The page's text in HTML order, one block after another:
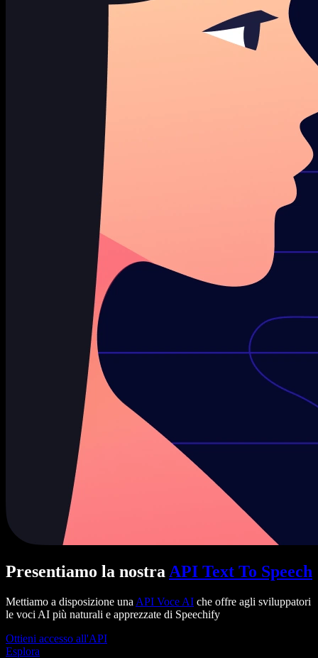
Presentiamo la nostra API Text To Speech
Mettiamo a disposizione una API Voce AI che offre agli sviluppatori
le voci AI più naturali e apprezzate di Speechify
Ottieni accesso all'API
Esplora